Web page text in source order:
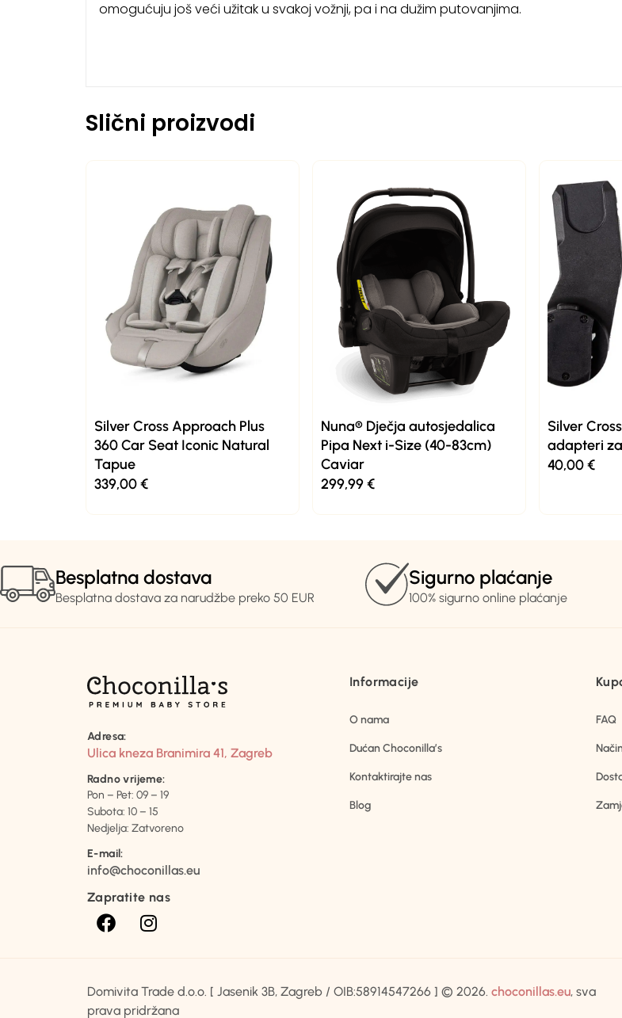
omogućuju još veći užitak u svakoj vožnji, pa i na dužim putovanjima.
Slični proizvodi
Silver Cross Approach Plus
360 Car Seat Iconic Natural
Tapue
339,00€
Nuna® Dječja autosjedalica
Pipa Next i-Size (40-83cm)
Caviar
299,99€
Silver
adapteri za
40,00€
Besplatna dostava
Besplatna dostava za narudžbe preko 50 EUR
Sigurno plaćanje
100% sigurno online plaćanje
Adresa:
Ulica kneza Branimira 41, Zagreb
Radno vrijeme:
Pon – Pet: 09 – 19
Subota: 10 – 15
Nedjelja: Zatvoreno
E-mail:
info@choconillas.eu
Zapratite nas
Informacije
O nama
Dućan Choconilla’s
Kontaktirajte nas
Blog
FAQ
Domivita Trade d.o.o. [ Jasenik 3B, Zagreb / OIB:58914547266 ] © 2026. choconillas.eu, sva
prava pridržana